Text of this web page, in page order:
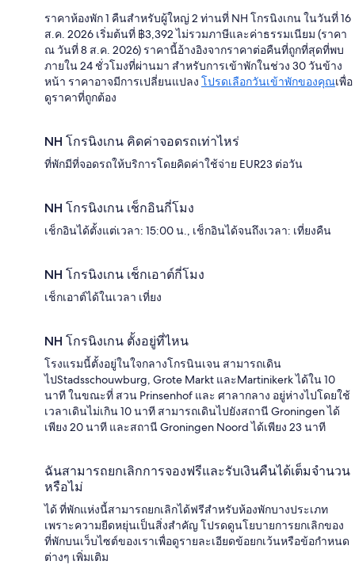
ราคาห้องพัก 1 คืนสำหรับผู้ใหญ่ 2 ท่านที่ NH โกรนิงเกน ในวันที่ 16
ส.ค. 2026 เริ่มต้นที่ ฿3,392 ไม่รวมภาษีและค่าธรรมเนียม (ราคา
ณ วันที่ 8 ส.ค. 2026) ราคานี้อ้างอิงจากราคาต่อคืนที่ถูกที่สุดที่พบ
ภายใน 24 ชั่วโมงที่ผ่านมา สำหรับการเข้าพักในช่วง 30 วันข้าง
หน้า ราคาอาจมีการเปลี่ยนแปลง โปรดเลือกวันเข้าพักของคุณเพื่อ
ดูราคาที่ถูกต้อง
NH โกรนิงเกน คิดค่าจอดรถเท่าไหร่
ที่พักมีที่จอดรถให้บริการโดยคิดค่าใช้จ่าย EUR23 ต่อวัน
NH โกรนิงเกน เช็กอินกี่โมง
เช็กอินได้ตั้งแต่เวลา: 15:00 น., เช็กอินได้จนถึงเวลา: เที่ยงคืน
NH โกรนิงเกน เช็กเอาต์กี่โมง
เช็กเอาต์ได้ในเวลา เที่ยง
NH โกรนิงเกน ตั้งอยู่ที่ไหน
โรงแรมนี้ตั้งอยู่ในใจกลางโกรนินเจน สามารถเดิน
ไปStadsschouwburg, Grote Markt และMartinikerk ได้ใน 10
นาที ในขณะที่ สวน Prinsenhof และ ศาลากลาง อยู่ห่างไปโดยใช้
เวลาเดินไม่เกิน 10 นาที สามารถเดินไปยังสถานี Groningen ได้
เพียง 20 นาที และสถานี Groningen Noord ได้เพียง 23 นาที
ฉันสามารถยกเลิกการจองฟรีและรับเงินคืนได้เต็มจำนวน
หรือไม่
ได้ ที่พักแห่งนี้สามารถยกเลิกได้ฟรีสำหรับห้องพักบางประเภท
เพราะความยืดหยุ่นเป็นสิ่งสำคัญ โปรดดูนโยบายการยกเลิกของ
ที่พักบนเว็บไซต์ของเราเพื่อดูรายละเอียดข้อยกเว้นหรือข้อกำหนด
ต่างๆ เพิ่มเติม